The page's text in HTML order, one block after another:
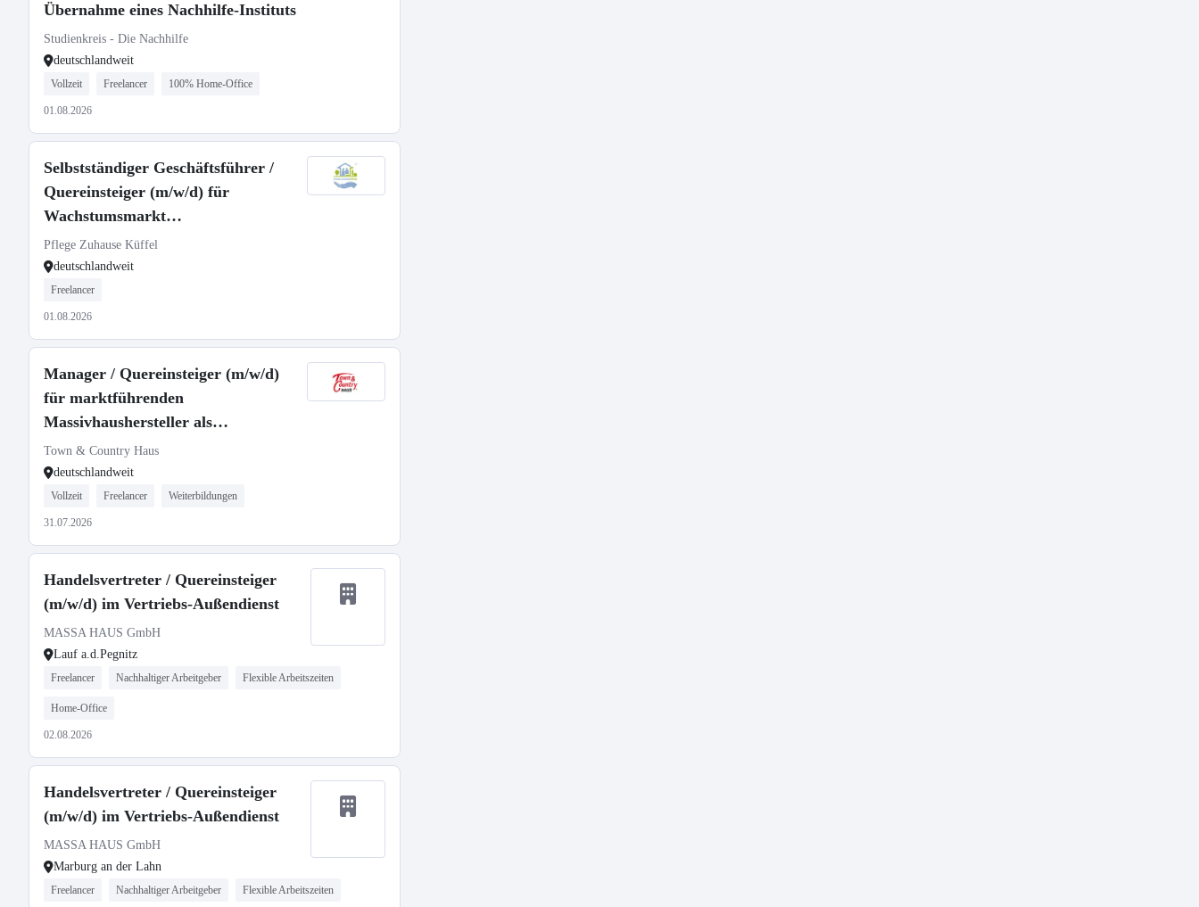
Übernahme eines Nachhilfe-Instituts
Studienkreis - Die Nachhilfe
deutschlandweit
Vollzeit Freelancer 100% Home-Office
01.08.2026
Selbstständiger Geschäftsführer /
Quereinsteiger (m/w/d) für
Wachstumsmarkt
Seniorenbetreuung
Pflege Zuhause Küffel
deutschlandweit
Freelancer
01.08.2026
Manager / Quereinsteiger (m/w/d)
für marktführenden
Massivhaushersteller als
selbstständiger Gebietsleiter
Town & Country Haus
deutschlandweit
Vollzeit Freelancer Weiterbildungen
31.07.2026
Handelsvertreter / Quereinsteiger
(m/w/d) im Vertriebs-Außendienst
MASSA HAUS GmbH
Lauf a.d.Pegnitz
Freelancer Nachhaltiger Arbeitgeber Flexible Arbeitszeiten
Home-Office
02.08.2026
Handelsvertreter / Quereinsteiger
(m/w/d) im Vertriebs-Außendienst
MASSA HAUS GmbH
Marburg an der Lahn
Freelancer Nachhaltiger Arbeitgeber Flexible Arbeitszeiten